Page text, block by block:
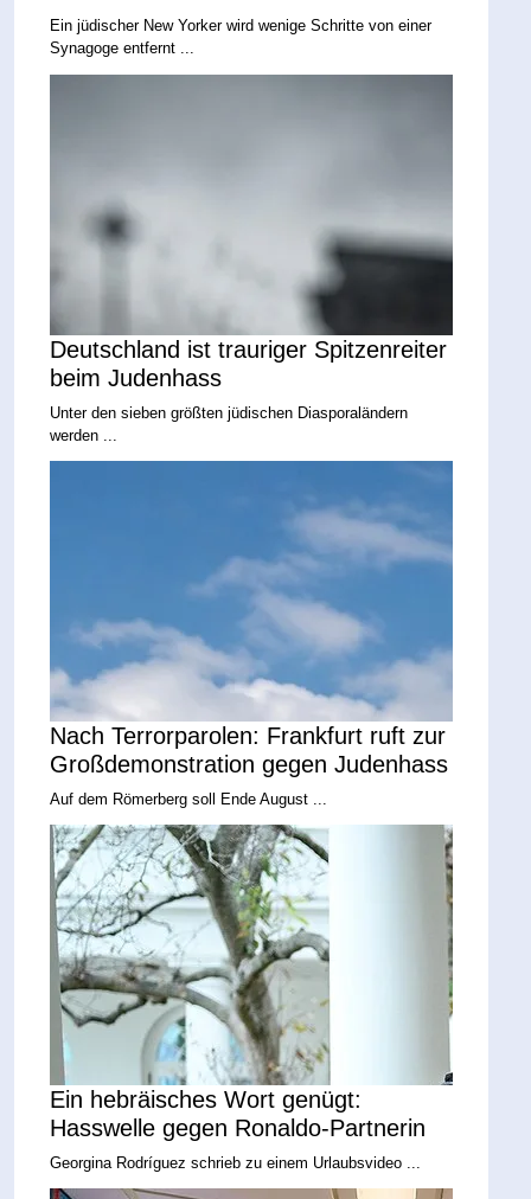
Ein jüdischer New Yorker wird wenige Schritte von einer
Synagoge entfernt ...
Deutschland ist trauriger Spitzenreiter
beim Judenhass
Unter den sieben größten jüdischen Diasporaländern
werden ...
Nach Terrorparolen: Frankfurt ruft zur
Großdemonstration gegen Judenhass
Auf dem Römerberg soll Ende August ...
Ein hebräisches Wort genügt:
Hasswelle gegen Ronaldo-Partnerin
Georgina Rodríguez schrieb zu einem Urlaubsvideo ...